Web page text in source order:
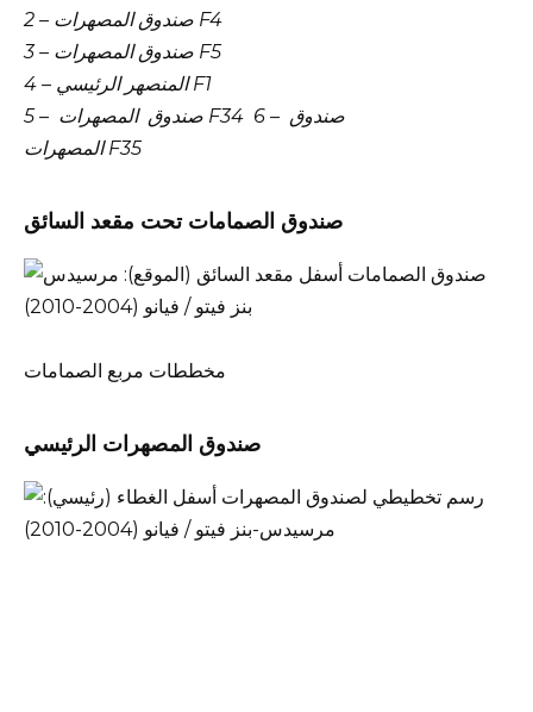
2 – صندوق المصهرات F4
3 – صندوق المصهرات F5
4 – المنصهر الرئيسي F1
5 –
صندوق المصهرات F34 6 – صندوق
المصهرات F35
صندوق الصمامات تحت مقعد السائق
مخططات مربع الصمامات
صندوق المصهرات الرئيسي